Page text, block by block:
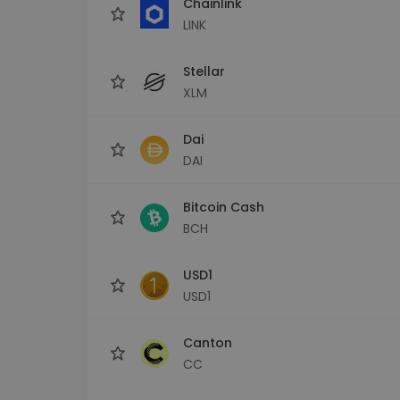
LINK
Stellar
XLM
Dai
DAI
Bitcoin Cash
BCH
USD1
USD1
Canton
CC